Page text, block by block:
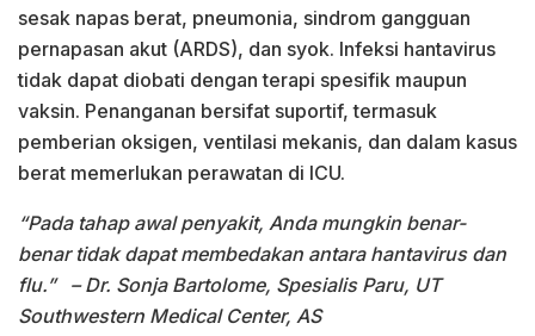
sesak napas berat, pneumonia, sindrom gangguan
pernapasan akut (ARDS), dan syok. Infeksi hantavirus
tidak dapat diobati dengan terapi spesifik maupun
vaksin. Penanganan bersifat suportif, termasuk
pemberian oksigen, ventilasi mekanis, dan dalam kasus
berat memerlukan perawatan di ICU.
“Pada tahap awal penyakit, Anda mungkin benar-
benar tidak dapat membedakan antara hantavirus dan
flu.”– Dr. Sonja Bartolome, Spesialis Paru, UT
Southwestern Medical Center, AS